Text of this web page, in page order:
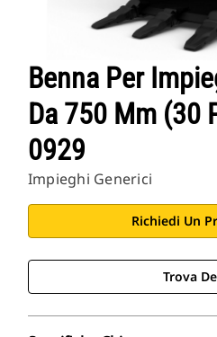
Benna Per
Da 750 Mm (30
0929
Impieghi Generici
Richiedi Un
Trova